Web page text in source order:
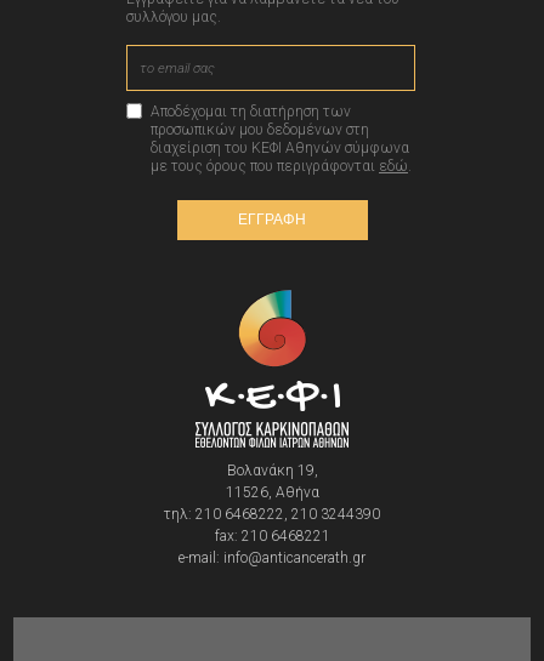
συλλόγου μας.
Αποδέχομαι τη διατήρηση των
προσωπικών μου δεδομένων στη
διαχείριση του ΚΕΦΙ Αθηνών σύμφωνα
με τους όρους που περιγράφονται εδώ
ΕΓΓΡΑΦΗ
Βολανάκη 19,
11526, Αθήνα
τηλ: 210 6468222, 210 3244390
fax: 210 6468221
e-mail: info@anticancerath.gr